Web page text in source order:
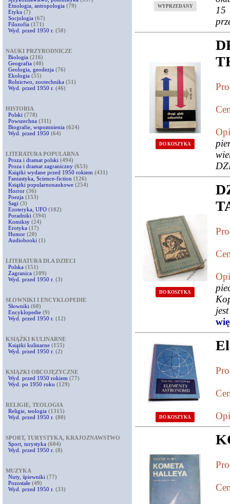
Etnologia, antropologia (79)
Etyka (7)
Socjologia (67)
Filozofia (171)
Wyd. przed 1950 r. (50)
NAUKI PRZYRODNICZE
Biologia (216)
Geografia (40)
Geologia, geodezja (76)
Ekologia (55)
Rolnictwo, zootechnika (51)
Wyd. przed 1950 r. (46)
HISTORIA
Polski (778)
Powszechna (311)
Biografie, wspomnienia (624)
Wyd. przed 1950 (64)
LITERATURA POPULARNA
Proza i dramat polski (494)
Proza i dramat zagraniczny (653)
Książki wydane przed 1950 rokiem (431)
Fantastyka, Science-fiction (126)
Książki popularnonaukowe (254)
Horror (36)
Poezja (153)
Sagi (3)
Ezoteryka, UFO (102)
Poradniki (394)
Komiksy (24)
Erotyka (17)
Humor (20)
Audiobooki (1)
LITERATURA DLA DZIECI
Polska (151)
Zagranica (109)
Wyd. przed 1950 r. (3)
SŁOWNIKI I ENCYKLOPEDIE
Słowniki (60)
Encyklopedie (9)
Wyd. przed 1950 r. (12)
KSIĄŻKI KULINARNE
Książki kulinarne (155)
Wyd. przed 1950 r. (2)
KSIĄZKI OBCOJĘZYCZNE
Wyd. przed 1950 rokiem (77)
Wyd. po 1950 roku (129)
RELIGIE, TEOLOGIA
Religie, teologia (1315)
Wyd. przed 1950 r. (80)
SPORT, TURYSTYKA, KRAJOZNAWSTWO
Sport, turystyka (604)
Wyd. przed 1950 r. (8)
MUZYKA
Nuty, śpiewniki (77)
Pozostałe (49)
Wyd. przed 1950 r. (33)
WYPRZEDANY
15
DO KOSZYKA
DO KOSZYKA
DO KOSZYKA